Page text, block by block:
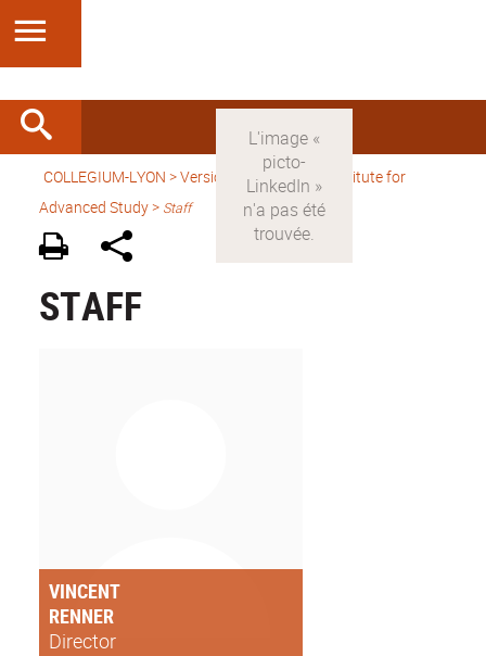
COLLEGIUM-LYON >Version anglaise
> An Institute for
Advanced Study > Staff
STAFF
VINCENT
RENNER
Director